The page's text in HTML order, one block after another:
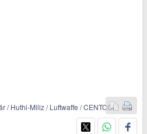
/ Huthi-Miliz / Luftwaffe / CENTCOM